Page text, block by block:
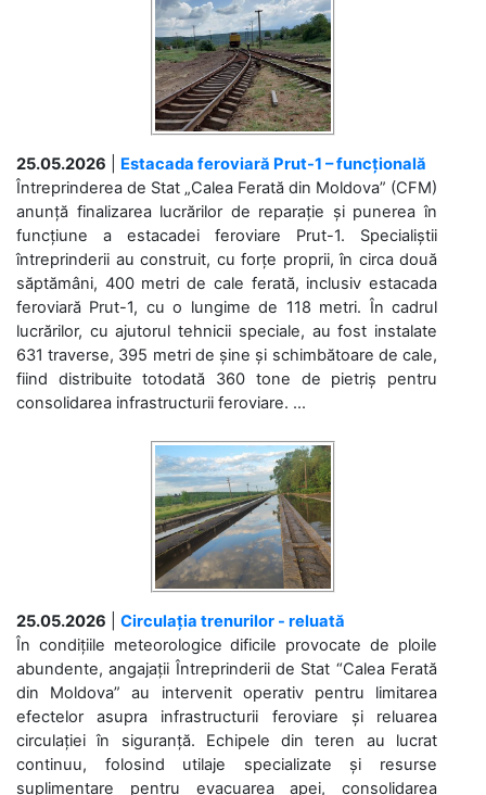
25.05.2026
Estacada feroviară Prut-1 – funcțională
Întreprinderea de Stat „Calea Ferată din Moldova” (CFM)
anunță finalizarea lucrărilor de reparație și punerea în
funcțiune a estacadei feroviare Prut-1. Specialiștii
întreprinderii au construit, cu forțe proprii, în circa două
săptămâni, 400 metri de cale ferată, inclusiv estacada
feroviară Prut-1, cu o lungime de 118 metri. În cadrul
lucrărilor, cu ajutorul tehnicii speciale, au fost instalate
631 traverse, 395 metri de șine și schimbătoare de cale,
fiind distribuite totodată 360 tone de pietriș pentru
consolidarea infrastructurii feroviare. ...
25.05.2026
Circulația trenurilor - reluată
În condițiile meteorologice dificile provocate de ploile
abundente, angajații Întreprinderii de Stat “Calea Ferată
din Moldova” au intervenit operativ pentru limitarea
efectelor asupra infrastructurii feroviare și reluarea
circulației în siguranță. Echipele din teren au lucrat
continuu, folosind utilaje specializate și resurse
suplimentare pentru evacuarea apei, consolidarea